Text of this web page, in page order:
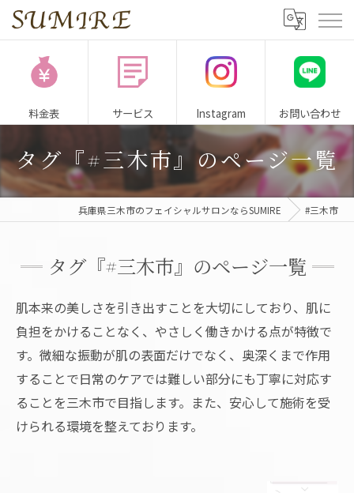
料金表 サービス Instagram お問い合わせ
タグ『#三木市』のページ一覧
兵庫県三木市のフェイシャルサロンならSUMIRE #三木市
タグ『#三木市』のページ一覧
肌本来の美しさを引き出すことを大切にしており、肌に
負担をかけることなく、やさしく働きかける点が特徴で
す。微細な振動が肌の表面だけでなく、奥深くまで作用
することで日常のケアでは難しい部分にも丁寧に対応す
ることを三木市で目指します。また、安心して施術を受
けられる環境を整えております。